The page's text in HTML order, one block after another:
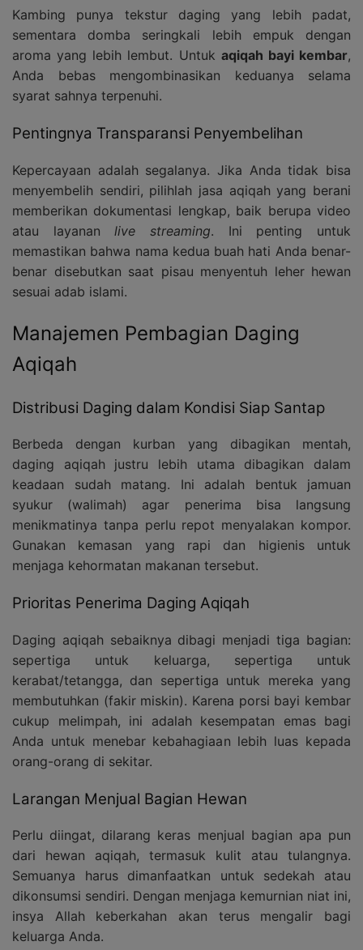
Kambing punya tekstur daging yang lebih padat,
sementara domba seringkali lebih empuk dengan
aroma yang lebih lembut. Untuk aqiqah bayi kembar,
Anda bebas mengombinasikan keduanya selama
syarat sahnya terpenuhi.
Pentingnya Transparansi Penyembelihan
Kepercayaan adalah segalanya. Jika Anda tidak bisa
menyembelih sendiri, pilihlah jasa aqiqah yang berani
memberikan dokumentasi lengkap, baik berupa video
atau layananlive streaming. Ini penting untuk
memastikan bahwa nama kedua buah hati Anda benar-
benar disebutkan saat pisau menyentuh leher hewan
sesuai adab islami.
Manajemen Pembagian Daging
Aqiqah
Distribusi Daging dalam Kondisi Siap Santap
Berbeda dengan kurban yang dibagikan mentah,
daging aqiqah justru lebih utama dibagikan dalam
keadaan sudah matang. Ini adalah bentuk jamuan
syukur (walimah) agar penerima bisa langsung
menikmatinya tanpa perlu repot menyalakan kompor.
Gunakan kemasan yang rapi dan higienis untuk
menjaga kehormatan makanan tersebut.
Prioritas Penerima Daging Aqiqah
Daging aqiqah sebaiknya dibagi menjadi tiga bagian:
sepertiga untuk keluarga, sepertiga untuk
kerabat/tetangga, dan sepertiga untuk mereka yang
membutuhkan (fakir miskin). Karena porsi bayi kembar
cukup melimpah, ini adalah kesempatan emas bagi
Anda untuk menebar kebahagiaan lebih luas kepada
orang-orang di sekitar.
Larangan Menjual Bagian Hewan
Perlu diingat, dilarang keras menjual bagian apa pun
dari hewan aqiqah, termasuk kulit atau tulangnya.
Semuanya harus dimanfaatkan untuk sedekah atau
dikonsumsi sendiri. Dengan menjaga kemurnian niat ini,
insya Allah keberkahan akan terus mengalir bagi
keluarga Anda.